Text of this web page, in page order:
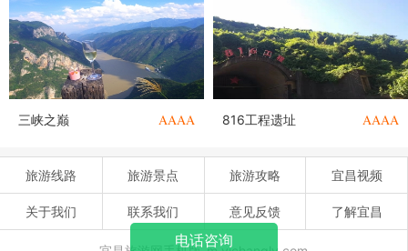
三峡之巅 AAAA 816工程遗址 AAAA
旅游线路 旅游景点 旅游攻略 宜昌视频
关于我们 联系我们 意见反馈 了解宜昌
电话咨询